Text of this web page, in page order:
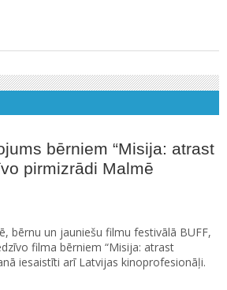
bērniem “Misija: atrast
pirmizrādi Malmē
bērnu un jauniešu filmu festivālā BUFF,
filma bērniem “Misija: atrast
iesaistīti arī Latvijas kinoprofesionāļi.